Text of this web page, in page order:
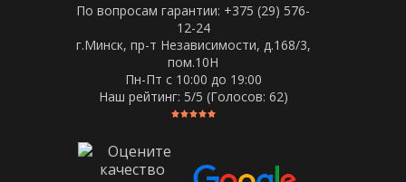
По вопросам гарантии: +375 (29) 576-
12-24
г.Минск, пр-т Независимости, д.168/3,
пом.10Н
Пн-Пт c 10:00 до 19:00
Наш рейтинг: 5/5 (Голосов: 62)